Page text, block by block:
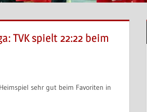
TVK spielt 22:22 beim
sehr gut beim Favoriten in